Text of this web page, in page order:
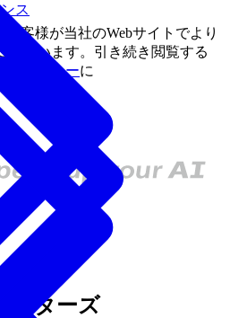
ス
お客様が当社のWebサイトでより
しています。 引き続き閲覧する
ーポリシーに
スターズ